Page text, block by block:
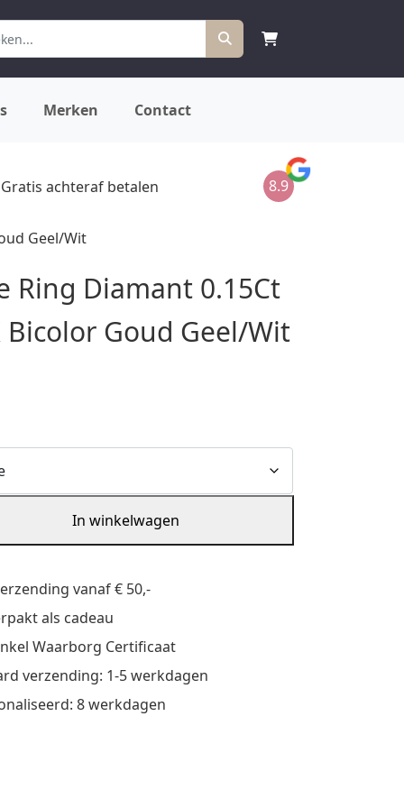
Merken Contact
Gratis achteraf betalen 8.9
Geel/Wit
Ring Diamant 0.15Ct
Bicolor Goud Geel/Wit
In winkelwagen
vanaf € 50,-
als cadeau
Waarborg Certificaat
verzending: 1-5 werkdagen
8 werkdagen